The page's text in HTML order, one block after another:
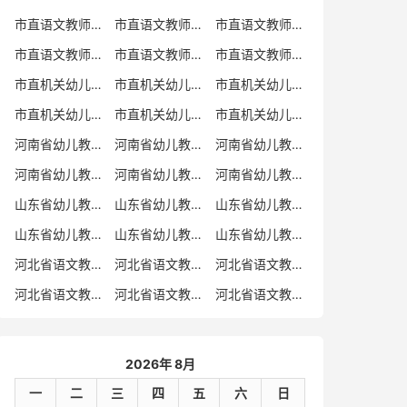
市直语文教师招聘 市直语文教师招聘考试真题
市直语文教师招聘考试真题卷
市直语文教师编制考试真题
市直语文教师编制考试真题卷
市直语文教师考试
市直机关幼儿教师招聘
市直机关幼儿教师考试
市直机关幼儿教师招聘考试真题
市直机关幼儿教师招聘考试真题卷
市直机关幼儿教师编制考试真题卷
市直机关幼儿教师编制考试真题
河南省幼儿教师招聘
河南省幼儿教师考试
河南省幼儿教师招聘考试真题
河南省幼儿教师招聘考试真题卷
河南省幼儿教师编制考试真题
河南省幼儿教师编制考试真题卷
山东省幼儿教师招聘
山东省幼儿教师考试
山东省幼儿教师招聘考试真题
山东省幼儿教师招聘考试真题卷
山东省幼儿教师编制考试真题
山东省幼儿教师编制考试真题卷
河北省语文教师招聘
河北省语文教师招聘考试真题
河北省语文教师招聘考试真题卷
河北省语文教师编制考试真题
河北省语文教师编制考试真题卷 河北省语文教师考试
2026年 8月
一
二 三 四 五 六 日